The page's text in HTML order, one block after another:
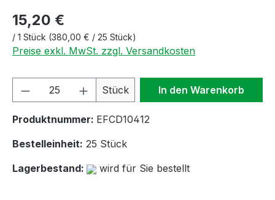
15,20 €
/ 1 Stück (380,00 € / 25 Stück)
Preise exkl. MwSt. zzgl. Versandkosten
Produkt Anzahl: Gib den
Stück In den Warenkorb
Produktnummer: EFCD10412
Bestelleinheit: 25 Stück
Lagerbestand:
wird für Sie bestellt